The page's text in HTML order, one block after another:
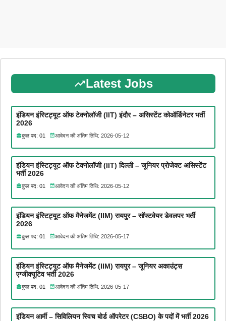
Latest Jobs
इंडियन इंस्टिट्यूट ऑफ टेक्नोलॉजी (IIT) इंदौर – असिस्टेंट कोऑर्डिनेटर भर्ती
2026
कुल पद: 01 आवेदन की अंतिम तिथि: 2026-05-12
इंडियन इंस्टिट्यूट ऑफ टेक्नोलॉजी (IIT) दिल्ली – जूनियर प्रोजेक्ट असिस्टेंट
भर्ती 2026
कुल पद: 01 आवेदन की अंतिम तिथि: 2026-05-12
इंडियन इंस्टिट्यूट ऑफ मैनेजमेंट (IIM) रायपुर – सॉफ्टवेयर डेवलपर भर्ती
2026
कुल पद: 01 आवेदन की अंतिम तिथि: 2026-05-17
इंडियन इंस्टिट्यूट ऑफ मैनेजमेंट (IIM) रायपुर – जूनियर अकाउंट्स
एग्जीक्यूटिव भर्ती 2026
कुल पद: 01 आवेदन की अंतिम तिथि: 2026-05-17
इंडियन आर्मी – सिविलियन स्विच बोर्ड ऑपरेटर (CSBO) के पदों में भर्ती 2026